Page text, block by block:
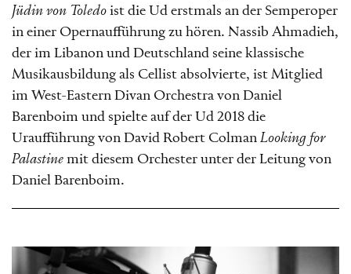
Jüdin von Toledo ist die Ud erstmals an der Semperoper
in einer Opernaufführung zu hören. Nassib Ahmadieh,
der im Libanon und Deutschland seine klassische
Musikausbildung als Cellist absolvierte, ist Mitglied
im West-Eastern Divan Orchestra von Daniel
Barenboim und spielte auf der Ud 2018 die
Uraufführung von David Robert Colman Looking for
Palastine mit diesem Orchester unter der Leitung von
Daniel Barenboim.